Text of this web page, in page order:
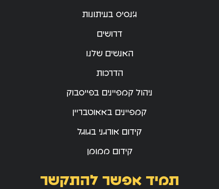
ג’נסיס בעיתונות
דרושים
האנשים שלנו
הדרכות
ניהול קמפיינים בפייסבוק
קמפיינים באאוטבריין
קידום אורגני בגוגל
קידום ממומן
תמיד אפשר להתקשר